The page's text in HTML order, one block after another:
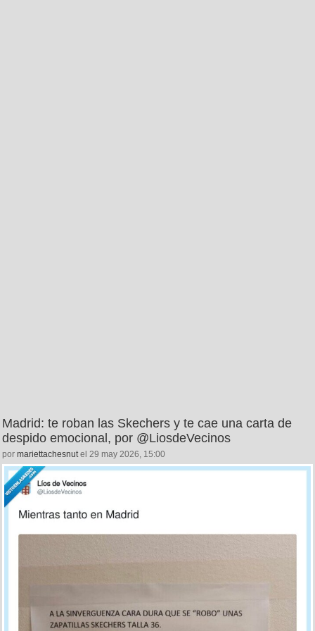
Madrid: te roban las Skechers y te cae una carta de
despido emocional, por @LiosdeVecinos
por mariettachesnutel 29 may 2026, 15:00